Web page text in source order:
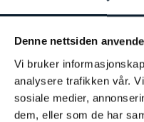
Denne nettsiden
Vi bruker
analysere trafikken vår.
sosiale medier,
dem, eller som de har
HOTELL